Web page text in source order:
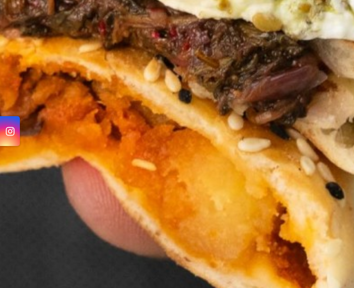
فطيرة حلوم
السعر عند الاختيار
أضف
فطيرة جبن كرافت
السعر عند الاختيار
أضف
فطيرة بطاطا و باذنجان
0.500 دك
أضف